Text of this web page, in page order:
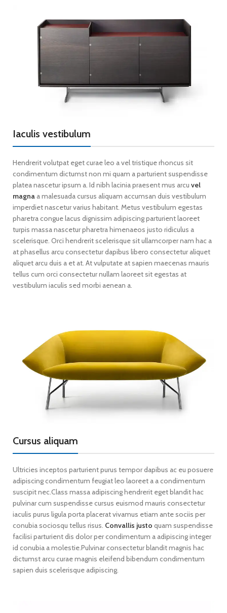
Iaculis vestibulum
Hendrerit volutpat eget curae leo a vel tristique rhoncus sit
condimentum dictumst non mi quam a parturient suspendisse
platea nascetur ipsum a. Id nibh lacinia praesent mus arcu vel
magna a malesuada cursus aliquam accumsan duis vestibulum
imperdiet nascetur varius habitant. Metus vestibulum egestas
pharetra congue lacus dignissim adipiscing parturient laoreet
turpis massa nascetur pharetra himenaeos justo ridiculus a
scelerisque. Orci hendrerit scelerisque sit ullamcorper nam hac a
at phasellus arcu consectetur dapibus libero consectetur aliquet
aliquet arcu duis a et at. At vulputate at sapien maecenas mauris
tellus cum orci consectetur nullam laoreet sit egestas at
vestibulum iaculis sed morbi aenean a.
Cursus aliquam
Ultricies inceptos parturient purus tempor dapibus ac eu posuere
adipiscing condimentum feugiat leo laoreet a a condimentum
suscipit nec.Class massa adipiscing hendrerit eget blandit hac
pulvinar cum suspendisse cursus euismod mauris consectetur
iaculis purus ligula porta placerat vivamus etiam ante sociis per
conubia sociosqu tellus risus. Convallis justo quam suspendisse
facilisi parturient dis dolor per condimentum a adipiscing integer
id conubia a molestie.Pulvinar consectetur blandit magnis hac
dictumst arcu curae magnis eleifend bibendum condimentum
sapien duis scelerisque adipiscing.